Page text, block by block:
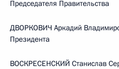
Председателя Правительства
ДВОРКОВИЧ Аркадий
Президента
ВОСКРЕСЕНСКИЙ Станислав